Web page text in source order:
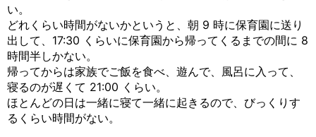
い。
どれくらい時間がないかというと、朝 9 時に保育園に送り
出して、17:30 くらいに保育園から帰ってくるまでの間に 8
時間半しかない。
帰ってからは家族でご飯を食べ、遊んで、風呂に入って、
寝るのが遅くて 21:00 くらい。
ほとんどの日は一緒に寝て一緒に起きるので、びっくりす
るくらい時間がない。